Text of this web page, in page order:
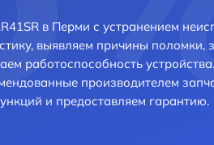
в Перми с устранением
выявляем причины поломки,
работоспособность устройства.
производителем
и предоставляем гарантию.